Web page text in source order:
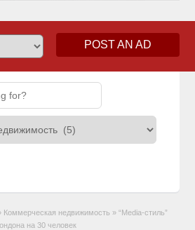
POST AN AD
Коммерческая недвижимость » “Media-стиль”
на 30 человек